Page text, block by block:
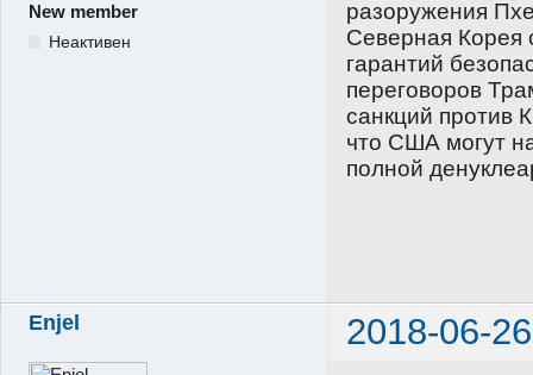
New member
Неактивен
разоружения
Северная Корея
гарантий
переговоров
санкций против
что США могут
полной
Enjel 2018-06-